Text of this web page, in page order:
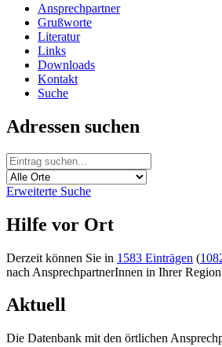
Ansprechpartner
Grußworte
Literatur
Links
Downloads
Kontakt
Suche
Adressen suchen
Erweiterte Suche
Hilfe vor Ort
Derzeit können Sie in 1583 Einträgen (
nach AnsprechpartnerInnen in Ihrer
Aktuell
Die Datenbank mit den örtlichen